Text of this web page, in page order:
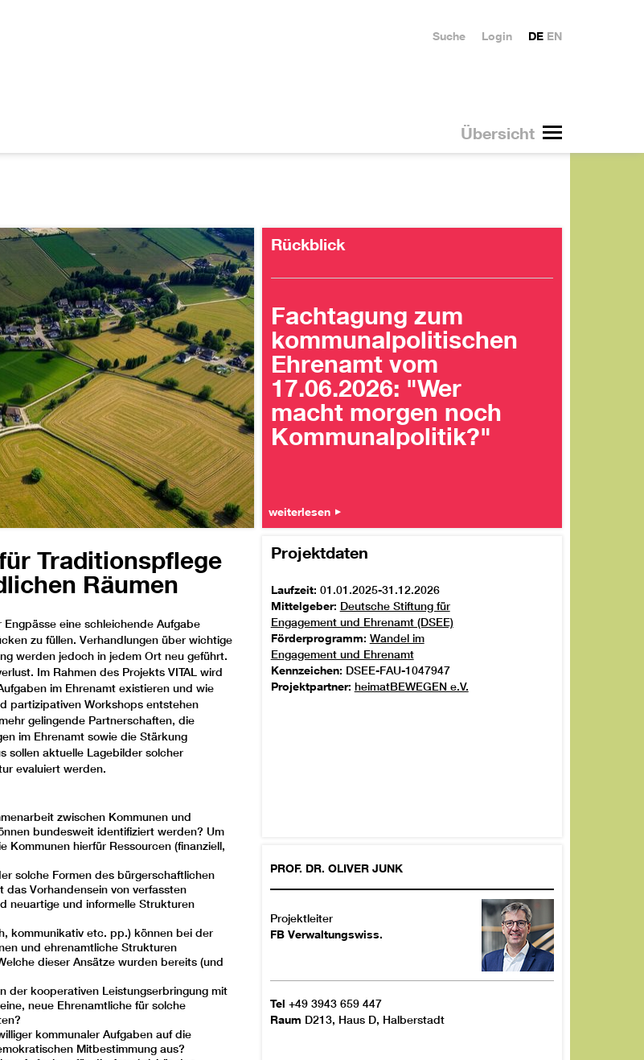
Übersicht
DE EN
Login
Suche
Rückblick
Fachtagung zum
kommunalpolitischen
Ehrenamt vom
17.06.2026: "Wer
macht morgen noch
Kommunalpolitik?"
weiterlesen
Traditionspflege
Räumen
eine schleichende Aufgabe
zu füllen. Verhandlungen über wichtige
werden jedoch in jedem Ort neu geführt.
Im Rahmen des Projekts VITAL wird
im Ehrenamt existieren und wie
partizipativen Workshops entstehen
gelingende Partnerschaften, die
im Ehrenamt sowie die Stärkung
sollen aktuelle Lagebilder solcher
evaluiert werden.
zwischen Kommunen und
bundesweit identifiziert werden? Um
Kommunen hierfür Ressourcen (finanziell,
solche Formen des bürgerschaftlichen
Vorhandensein von verfassten
neuartige und informelle Strukturen
kommunikativ etc. pp.) können bei der
und ehrenamtliche Strukturen
dieser Ansätze wurden bereits (und
der kooperativen Leistungserbringung mit
neue Ehrenamtliche für solche
kommunaler Aufgaben auf die
Mitbestimmung aus?
Projektdaten
Laufzeit: 01.01.2025-31.12.2026
Mittelgeber: Deutsche Stiftung für
Engagement und Ehrenamt (DSEE)
Förderprogramm: Wandel im
Engagement und Ehrenamt
Kennzeichen: DSEE-FAU-1047947
Projektpartner: heimatBEWEGEN e.V.
PROF. DR. OLIVER JUNK
Projektleiter
FB Verwaltungswiss.
Tel +49 3943 659 447
Raum D213, Haus D, Halberstadt